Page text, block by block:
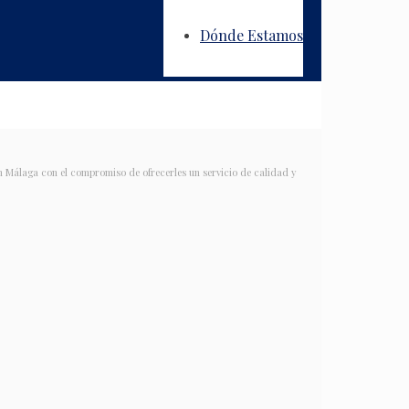
Dónde Estamos
con el compromiso de ofrecerles un servicio de calidad y